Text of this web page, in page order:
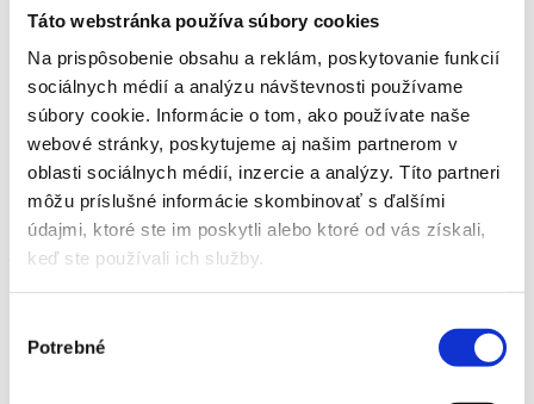
Táto webstránka používa súbory cookies
Na prispôsobenie obsahu a reklám, poskytovanie funkcií
sociálnych médií a analýzu návštevnosti používame
súbory cookie. Informácie o tom, ako používate naše
webové stránky, poskytujeme aj našim partnerom v
oblasti sociálnych médií, inzercie a analýzy. Títo partneri
môžu príslušné informácie skombinovať s ďalšími
údajmi, ktoré ste im poskytli alebo ktoré od vás získali,
keď ste používali ich služby.
súhlasu
Potrebné
Spájanie tavným zváraním
11Spájanie frikčným zváraním
12Tolerancie profilov
13
Kvalita povrchu
14Strojové opracovanie
15Povrchová úprava
16Korózia
17 Ekonomická stránka
18 Banky znalostí a zdieľanie
19 Konštrukčné výpočty
Obsah
1Hliník, profily a Hydro
3Ekodizajn s hliníkovými profilmi